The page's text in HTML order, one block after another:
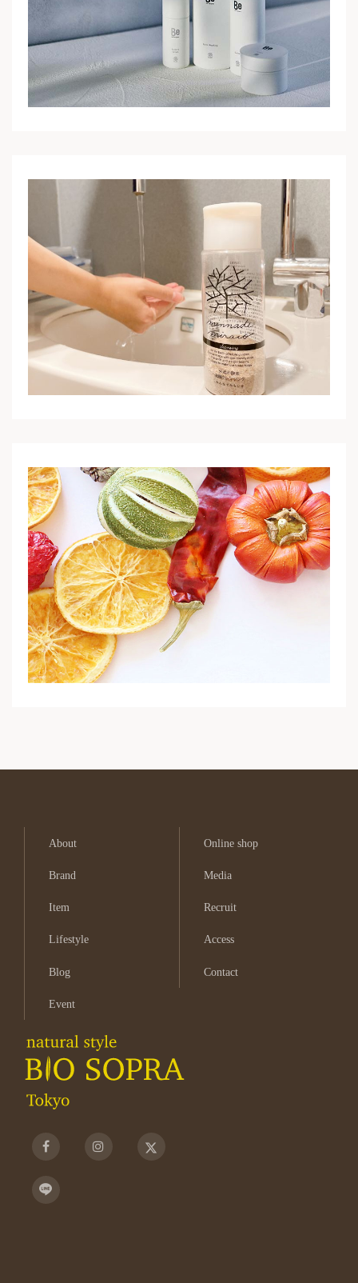
About
Brand
Item
Lifestyle
Blog
Event
Online shop
Media
Recruit
Access
Contact